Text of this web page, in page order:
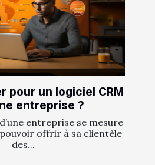
pour un logiciel CRM
entreprise ?
entreprise se mesure
offrir à sa clientèle
des...